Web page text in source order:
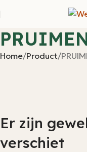
Home Product
Er zijn
verschiet